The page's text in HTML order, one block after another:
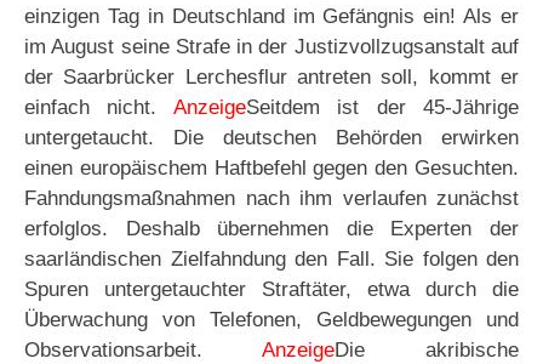
einzigen Tag in Deutschland im Gefängnis ein! Als er
im August seine Strafe in der Justizvollzugsanstalt auf
der Saarbrücker Lerchesflur antreten soll, kommt er
einfach nicht. AnzeigeSeitdem ist der 45-Jährige
untergetaucht. Die deutschen Behörden erwirken
einen europäischem Haftbefehl gegen den Gesuchten.
Fahndungsmaßnahmen nach ihm verlaufen zunächst
erfolglos. Deshalb übernehmen die Experten der
saarländischen Zielfahndung den Fall. Sie folgen den
Spuren untergetauchter Straftäter, etwa durch die
Überwachung von Telefonen, Geldbewegungen und
Observationsarbeit. AnzeigeDie akribische